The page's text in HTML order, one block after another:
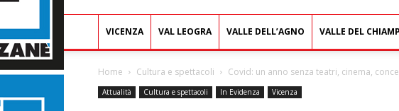
VICENZA VAL LEOGRA VALLE DELL’AGNO VALLE DEL
Home Cultura e spettacoli Covid: un anno senza teatri, cinema,
Attualità Cultura e spettacoli In Evidenza Vicenza